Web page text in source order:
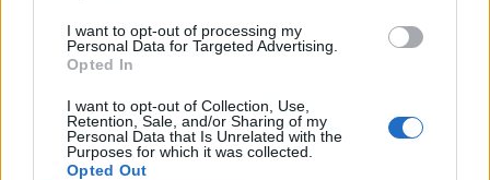
I want to opt-out of processing my
Personal Data for Targeted Advertising.
Opted In
I want to opt-out of Collection, Use,
Retention, Sale, and/or Sharing of my
Personal Data that Is Unrelated with the
Purposes for which it was collected.
Opted Out